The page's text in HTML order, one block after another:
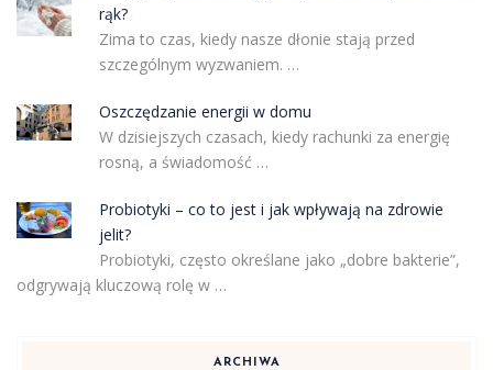
rąk?
Zima to czas, kiedy nasze dłonie stają przed
szczególnym wyzwaniem. …
Oszczędzanie energii w domu
W dzisiejszych czasach, kiedy rachunki za energię
rosną, a świadomość …
Probiotyki – co to jest i jak wpływają na zdrowie
jelit?
Probiotyki, często określane jako „dobre bakterie”,
odgrywają kluczową rolę w …
ARCHIWA